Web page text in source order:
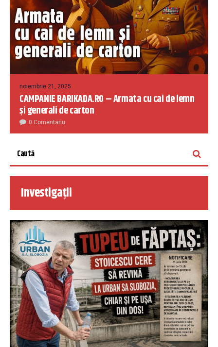
noiembrie 21, 2025
CAMPANIE BARIKADA.RO – Armata cu cai de lemn
și generali de carton
0 Comentariu
Investigații